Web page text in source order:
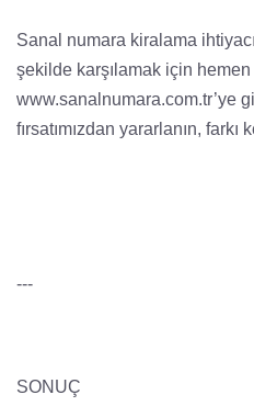
Sanal numara kiralama
şekilde karşılamak için hemen
www.sanalnumara.com.tr’ye
fırsatımızdan yararlanın, farkı
---
SONUÇ